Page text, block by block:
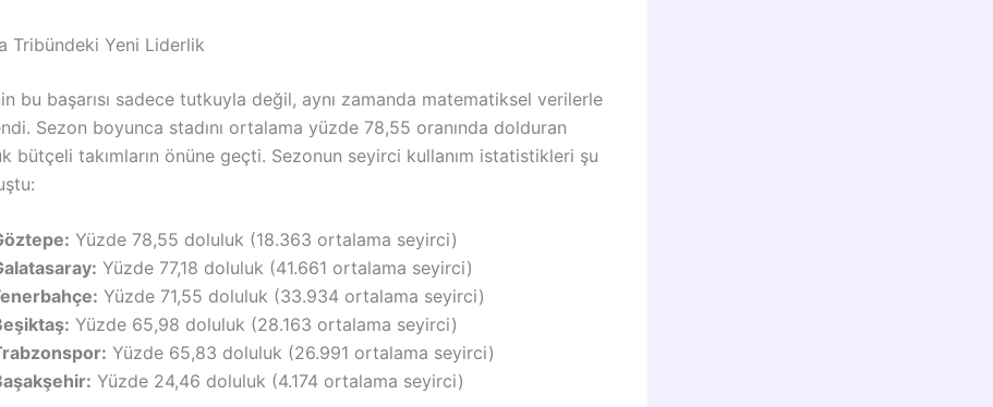
Tribündeki Yeni Liderlik
bu başarısı sadece tutkuyla değil, aynı zamanda matematiksel verilerle
Sezon boyunca stadını ortalama yüzde 78,55 oranında dolduran
bütçeli takımların önüne geçti. Sezonun seyirci kullanım istatistikleri şu
Yüzde 78,55 doluluk (18.363 ortalama seyirci)
Yüzde 77,18 doluluk (41.661 ortalama seyirci)
Yüzde 71,55 doluluk (33.934 ortalama seyirci)
Yüzde 65,98 doluluk (28.163 ortalama seyirci)
Yüzde 65,83 doluluk (26.991 ortalama seyirci)
Yüzde 24,46 doluluk (4.174 ortalama seyirci)